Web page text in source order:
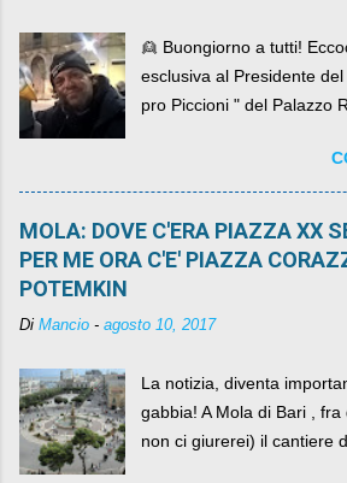
👱 Buongiorno a tutti!
esclusiva al Presidente
pro Piccioni " del Palazzo
come definirlo... signor?....
MOLA: DOVE C'ERA PIAZZA XX
PER ME ORA C'E' PIAZZA
POTEMKIN
Di Mancio - agosto 10, 2017
La notizia, diventa
gabbia! A Mola di Bari ,
non ci giurerei) il cantiere